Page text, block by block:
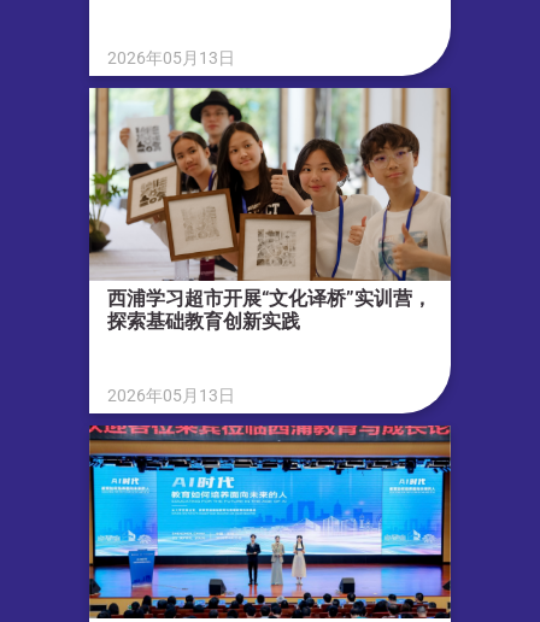
2026年05月13日
西浦学习超市开展“文化译桥”实训营，
探索基础教育创新实践
2026年05月13日